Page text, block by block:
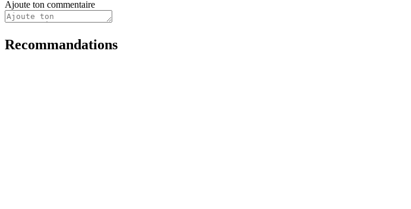
Ajoute ton commentaire
Recommandations